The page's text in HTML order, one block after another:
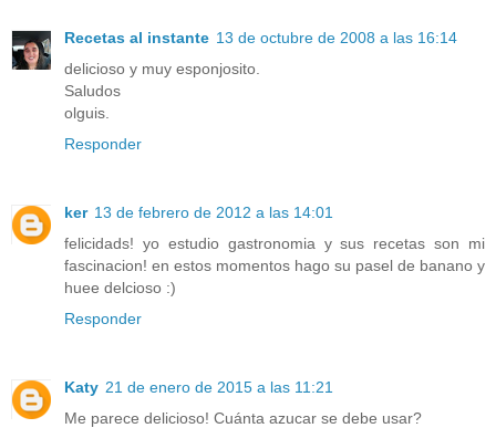
Recetas al instante 13 de octubre de 2008 a las 16:14
delicioso y muy esponjosito.
Saludos
olguis.
Responder
ker 13 de febrero de 2012 a las 14:01
felicidads! yo estudio gastronomia y sus recetas son mi
fascinacion! en estos momentos hago su pasel de banano y
huee delcioso :)
Responder
Katy 21 de enero de 2015 a las 11:21
Me parece delicioso! Cuánta azucar se debe usar?